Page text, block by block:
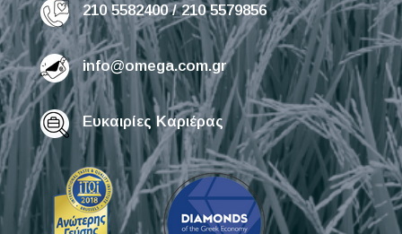
210 5582400 / 210 5579856
info@omega.com.gr
Ευκαιρίες Καριέρας